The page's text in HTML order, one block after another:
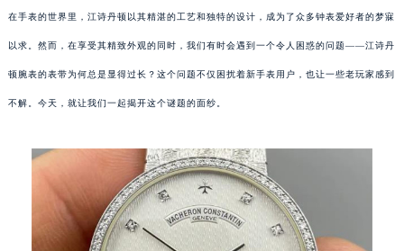
在手表的世界里，江诗丹顿以其精湛的工艺和独特的设计，成为了众多钟表爱好者的梦寐
以求。然而，在享受其精致外观的同时，我们有时会遇到一个令人困惑的问题——江诗丹
顿腕表的表带为何总是显得过长？这个问题不仅困扰着新手表用户，也让一些老玩家感到
不解。今天，就让我们一起揭开这个谜题的面纱。